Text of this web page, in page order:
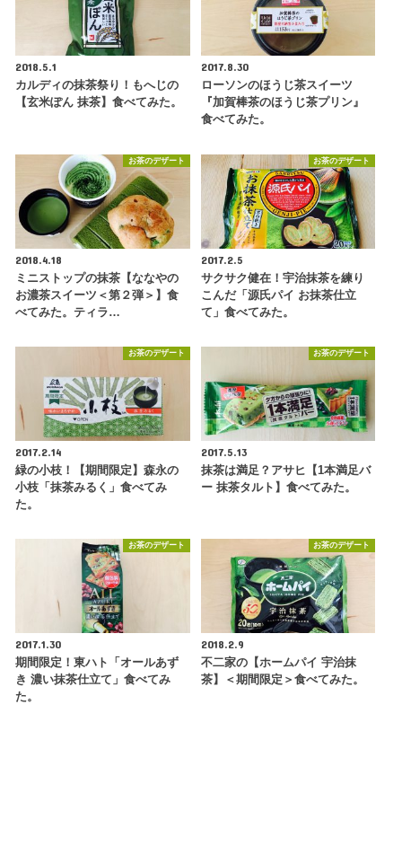
2018.5.1
カルディの抹茶祭り！もへじの
【玄米ぽん 抹茶】食べてみた。
2017.8.30
ローソンのほうじ茶スイーツ
『加賀棒茶のほうじ茶プリン』
食べてみた。
お茶のデザート
2018.4.18
ミニストップの抹茶【ななやの
お濃茶スイーツ＜第２弾＞】食
べてみた。ティラ…
お茶のデザート
2017.2.5
サクサク健在！宇治抹茶を練り
こんだ「源氏パイ お抹茶仕立
て」食べてみた。
お茶のデザート
2017.2.14
緑の小枝！【期間限定】森永の
小枝「抹茶みるく」食べてみ
た。
お茶のデザート
2017.5.13
抹茶は満足？アサヒ【1本満足バ
ー 抹茶タルト】食べてみた。
お茶のデザート
2017.1.30
期間限定！東ハト「オールあず
き 濃い抹茶仕立て」食べてみ
た。
お茶のデザート
2018.2.9
不二家の【ホームパイ 宇治抹
茶】＜期間限定＞食べてみた。